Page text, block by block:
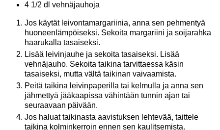
4 1/2 dl vehnäjauhoja
Jos käytät leivontamargariinia, anna sen pehmentyä
huoneenlämpöiseksi. Sekoita margariini ja soijarahka
haarukalla tasaiseksi.
Lisää leivinjauhe ja sekoita tasaiseksi. Lisää
vehnäjauho. Sekoita taikina tarvittaessa käsin
tasaiseksi, mutta vältä taikinan vaivaamista.
Peitä taikina leivinpaperilla tai kelmulla ja anna sen
jähmettyä jääkaapissa vähintään tunnin ajan tai
seuraavaan päivään.
Jos haluat taikinasta aavistuksen lehtevää, taittele
taikina kolminkerroin ennen sen kaulitsemista.